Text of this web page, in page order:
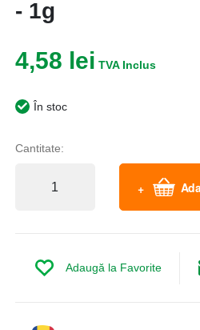
- 1g
4,58 lei
În stoc
Cantitate:
Adaugă la Favorite